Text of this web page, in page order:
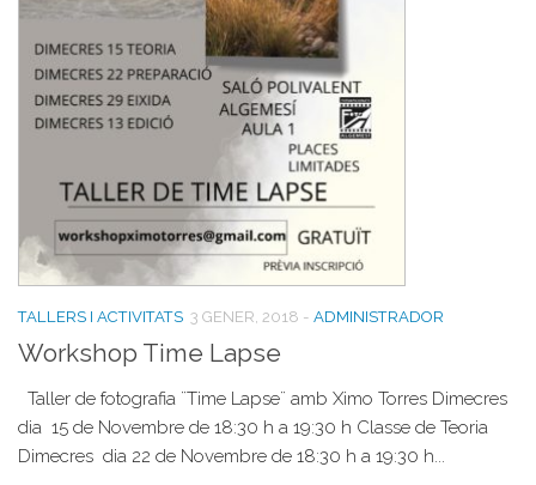
- ADMINISTRADOR
TALLERS I ACTIVITATS 3 GENER, 2018
Workshop Time Lapse
Taller de fotografia ¨Time Lapse¨ amb Ximo Torres Dimecres
dia 15 de Novembre de 18:30 h a 19:30 h Classe de Teoria
Dimecres dia 22 de Novembre de 18:30 h a 19:30 h...